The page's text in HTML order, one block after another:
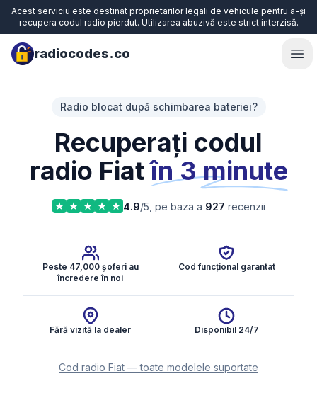
Acest serviciu este destinat proprietarilor legali de vehicule pentru a-și
recupera codul radio pierdut. Utilizarea abuzivă este strict interzisă.
radiocodes.co
Radio blocat după schimbarea bateriei?
Recuperați codul
radio Fiatîn 3 minute
4.9/5, pe baza a 927 recenzii
Peste 47,000 șoferi au
încredere în noi
Cod funcțional garantat
Fără vizită la dealer Disponibil 24/7
Cod radio Fiat — toate modelele suportate